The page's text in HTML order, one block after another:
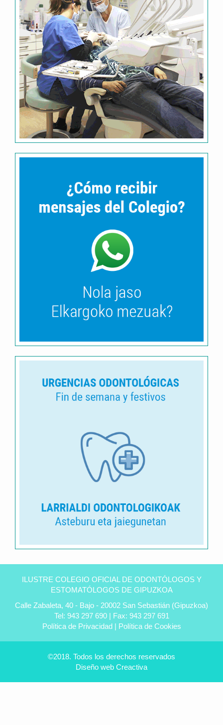
Úbeda
dentista
ILUSTRE COLEGIO OFICIAL DE ODONTÓLOGOS Y
ESTOMATÓLOGOS DE GIPUZKOA
Calle Zabaleta, 40 - Bajo - 20002 San Sebastián (Gipuzkoa)
Tel: 943 297 690 | Fax: 943 297 691
Política de Privacidad| Política de Cookies
©2018. Todos los derechos reservados
Diseño web Creactiva